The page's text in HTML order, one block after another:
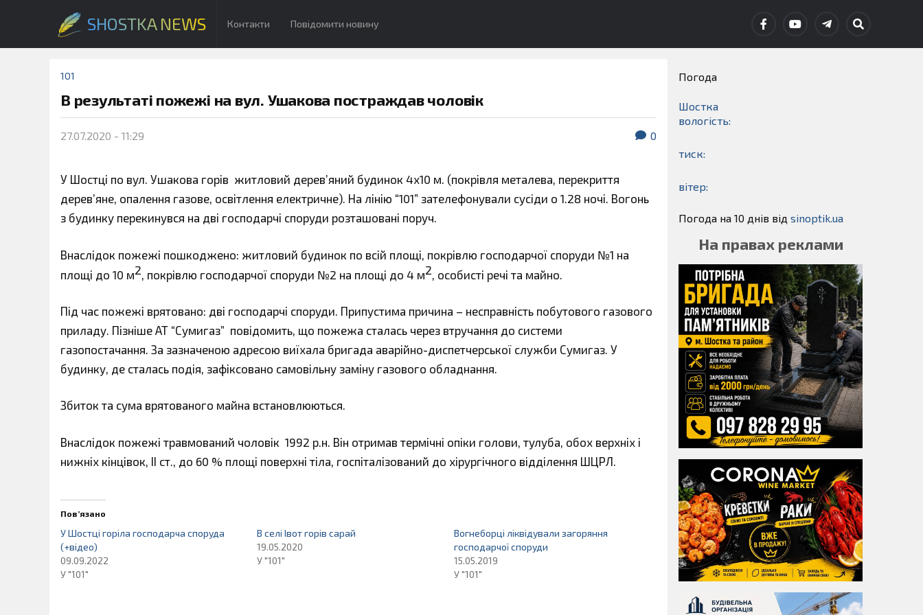
SHOSTKA NEWS Контакти Повідомити новину
101
В результаті пожежі на вул. Ушакова постраждав чоловік
27.07.2020 - 11:29 0
У Шостці по вул. Ушакова горів житловий дерев’яний будинок 4х10 м. (покрівля металева, перекриття
дерев’яне, опалення газове, освітлення електричне). На лінію “101” зателефонували сусіди о 1.28 ночі. Вогонь
з будинку перекинувся на дві господарчі споруди розташовані поруч.
Внаслідок пожежі пошкоджено: житловий будинок по всій площі, покрівлю господарчої споруди №1 на
площі до 10 м2 , покрівлю господарчої споруди №2 на площі до 4 м2 , особисті речі та майно.
Під час пожежі врятовано: дві господарчі споруди. Припустима причина – несправність побутового газового
приладу. Пізніше АТ “Сумигаз” повідомить, що пожежа сталась через втручання до системи
газопостачання. За зазначеною адресою виїхала бригада аварійно-диспетчерської служби Сумигаз. У
будинку, де сталась подія, зафіксовано самовільну заміну газового обладнання.
Збиток та сума врятованого майна встановлюються.
Внаслідок пожежі травмований чоловік 1992 р.н. Він отримав термічні опіки голови, тулуба, обох верхніх і
нижніх кінцівок, ІІ ст., до 60 % площі поверхні тіла, госпіталізований до хірургічного відділення ШЦРЛ.
Пов’язано
У Шостці горіла господарча споруда
(+відео)
09.09.2022
У "101"
В селі Івот горів сарай
19.05.2020
У "101"
Вогнеборці ліквідували загоряння
господарчої споруди
15.05.2019
У "101"
Погода
Шостка
вологість:
тиск:
вітер:
Погода на 10 днів від sinoptik.ua
На правах реклами